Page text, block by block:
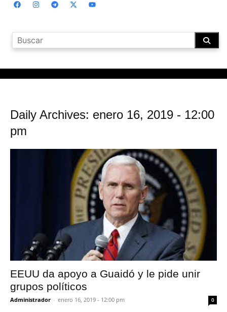
Daily Archives: enero 16, 2019 - 12:00
pm
EEUU da apoyo a Guaidó y le pide unir
grupos políticos
Administrador - enero 16, 2019 - 12:00 pm 0